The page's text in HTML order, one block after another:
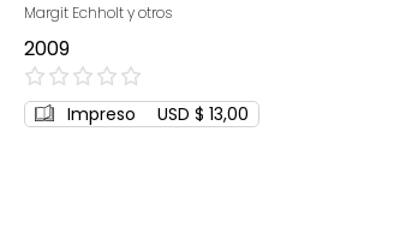
Margit Echholt y otros
2009
0%
Impreso USD $ 13,00